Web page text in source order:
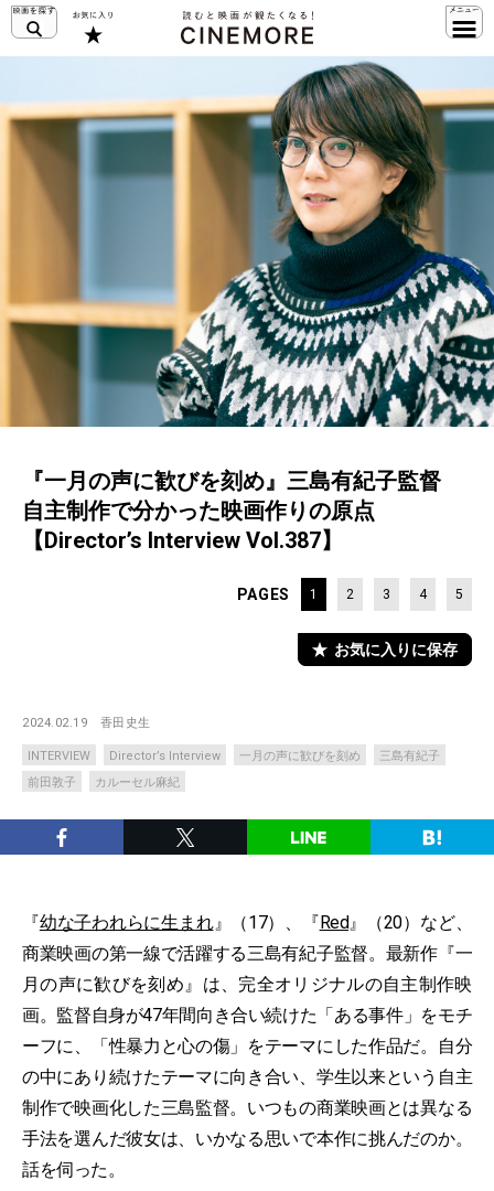
『一月の声に歓びを刻め』三島有紀子監督
自主制作で分かった映画作りの原点
【Director’s Interview Vol.387】
PAGES 1 2 3 4 5
お気に入りに保存
2024.02.19 香田史生
INTERVIEW Director’s Interview 一月の声に歓びを刻め
三島有紀子
前田敦子
カルーセル麻紀
『幼な子われらに生まれ』（17）、『Red』（20）など、
商業映画の第一線で活躍する三島有紀子監督。最新作『一
月の声に歓びを刻め』は、完全オリジナルの自主制作映
画。監督⾃⾝が47年間向き合い続けた「ある事件」をモチ
ーフに、「性暴⼒と⼼の傷」をテーマにした作品だ。自分
の中にあり続けたテーマに向き合い、学生以来という自主
制作で映画化した三島監督。いつもの商業映画とは異なる
手法を選んだ彼女は、いかなる思いで本作に挑んだのか。
話を伺った。